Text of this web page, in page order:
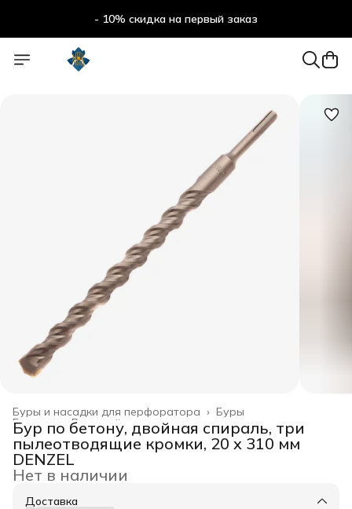
Буры
Буры и насадки для перфоратора ›
Режущий инструмент ›
Главная ›
Бур по бетону, двойная спираль, три
пылеотводящие кромки, 20 x 310 мм
DENZEL
Нет в наличии
Доставка